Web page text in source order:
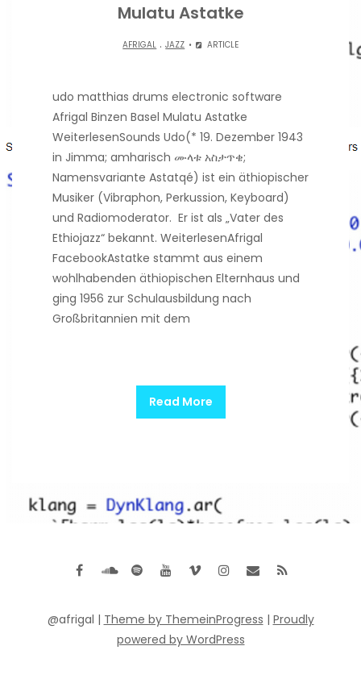
Mulatu Astatke
AFRIGAL .JAZZ ARTICLE
udo matthias drums electronic software
Afrigal Binzen Basel Mulatu Astatke
WeiterlesenSounds Udo(* 19. Dezember 1943
in Jimma; amharisch ሙላቱ አስታጥቄ;
Namensvariante Astatqé) ist ein äthiopischer
Musiker (Vibraphon, Perkussion, Keyboard)
und Radiomoderator. Er ist als „Vater des
Ethiojazz“ bekannt. WeiterlesenAfrigal
FacebookAstatke stammt aus einem
wohlhabenden äthiopischen Elternhaus und
ging 1956 zur Schulausbildung nach
Großbritannien mit dem
Read More
@afrigal | Theme by ThemeinProgress | Proudly
powered by WordPress